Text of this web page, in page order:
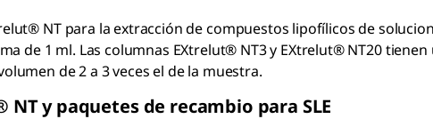
NT para la extracción de compuestos lipofílicos de
de 1 ml. Las columnas EXtrelut® NT3 y EXtrelut® NT20
de 2 a 3 veces el de la muestra.
NT y paquetes de recambio para SLE